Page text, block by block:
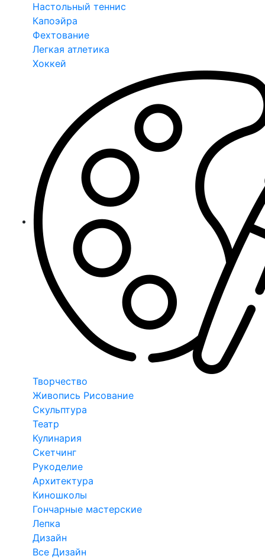
Настольный теннис
Капоэйра
Фехтование
Легкая атлетика
Хоккей
Творчество
Живопись Рисование
Скульптура
Театр
Кулинария
Скетчинг
Рукоделие
Архитектура
Киношколы
Гончарные мастерские
Лепка
Дизайн
Все Дизайн